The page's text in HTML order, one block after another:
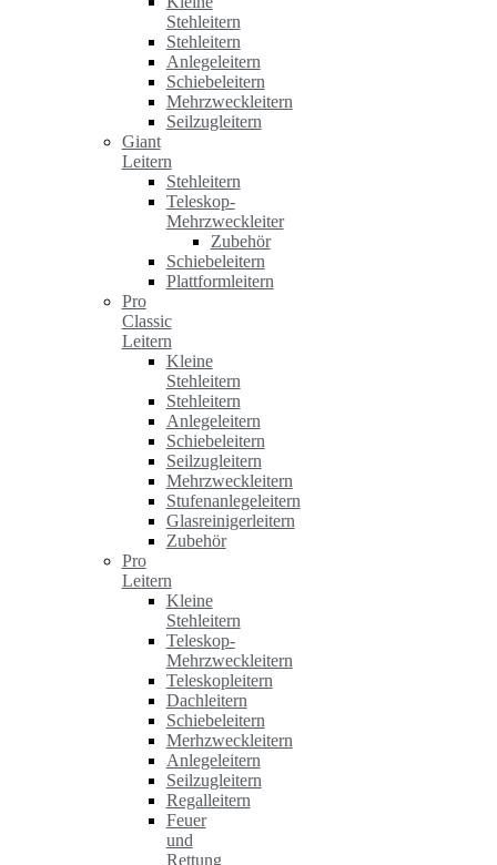
Stehleitern
Stehleitern
Anlegeleitern
Schiebeleitern
Mehrzweckleitern
Seilzugleitern
Giant
Leitern
Stehleitern
Teleskop-
Mehrzweckleiter
Zubehör
Schiebeleitern
Plattformleitern
Pro
Classic
Leitern
Kleine
Stehleitern
Stehleitern
Anlegeleitern
Schiebeleitern
Seilzugleitern
Mehrzweckleitern
Stufenanlegeleitern
Glasreinigerleitern
Zubehör
Pro
Leitern
Kleine
Stehleitern
Teleskop-
Mehrzweckleitern
Teleskopleitern
Dachleitern
Schiebeleitern
Merhzweckleitern
Anlegeleitern
Seilzugleitern
Regalleitern
Feuer
und
Rettung